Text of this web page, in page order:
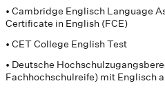
• Cambridge Englisch Language
Certificate in English (FCE)
• CET College English Test
• Deutsche
Fachhochschulreife) mit Englisch